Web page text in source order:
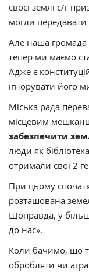
своєї землі с/г
могли передавати
Але наша громада
тепер ми маємо
Адже є
ігнорувати його
Міська рада
місцевим
забезпечити
люди як
отримали свої 2
При цьому
розташована
Щоправда, у
до нас».
Коли бачимо, що
обробляти чи